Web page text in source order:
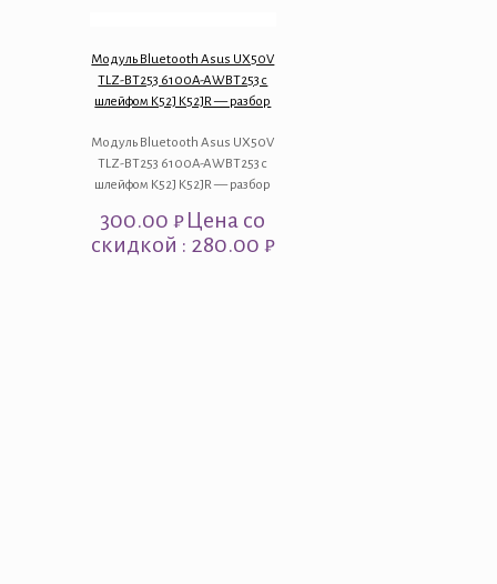
Модуль Bluetooth Asus UX50V
TLZ-BT253 6100A-AWBT253 с
шлейфом K52J K52JR — разбор
Модуль Bluetooth Asus UX50V
TLZ-BT253 6100A-AWBT253 с
шлейфом K52J K52JR — разбор
300.00₽Цена со
скидкой : 280.00 ₽